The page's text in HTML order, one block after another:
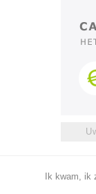
Ik kwam, ik